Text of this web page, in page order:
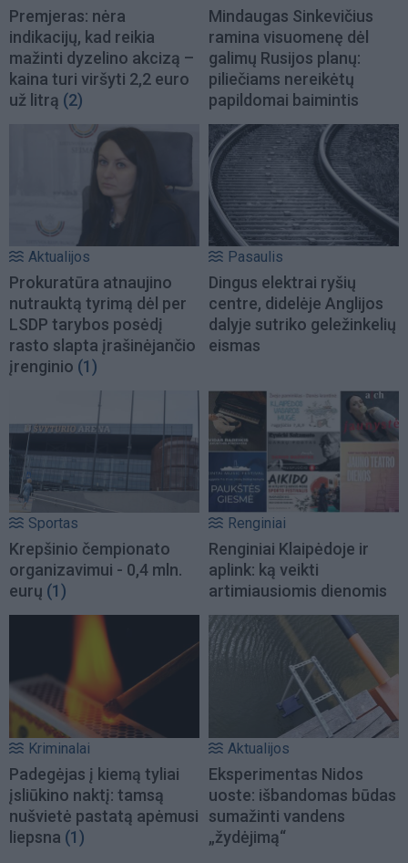
Premjeras: nėra
indikacijų, kad reikia
mažinti dyzelino akcizą –
kaina turi viršyti 2,2 euro
už litrą (2)
Mindaugas Sinkevičius
ramina visuomenę dėl
galimų Rusijos planų:
piliečiams nereikėtų
papildomai baimintis
Aktualijos
Prokuratūra atnaujino
nutrauktą tyrimą dėl per
LSDP tarybos posėdį
rasto slapta įrašinėjančio
įrenginio (1)
Pasaulis
Dingus elektrai ryšių
centre, didelėje Anglijos
dalyje sutriko geležinkelių
eismas
Sportas
Krepšinio čempionato
organizavimui - 0,4 mln.
eurų (1)
Renginiai
Renginiai Klaipėdoje ir
aplink: ką veikti
artimiausiomis dienomis
Kriminalai
Padegėjas į kiemą tyliai
įsliūkino naktį: tamsą
nušvietė pastatą apėmusi
liepsna (1)
Aktualijos
Eksperimentas Nidos
uoste: išbandomas būdas
sumažinti vandens
„žydėjimą“